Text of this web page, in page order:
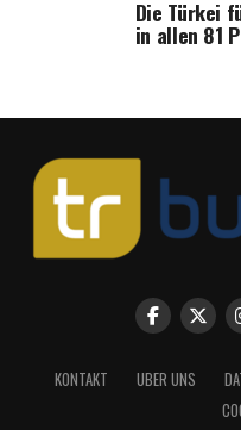
Die Türkei
in allen 81
KONTAKT UBER UNS